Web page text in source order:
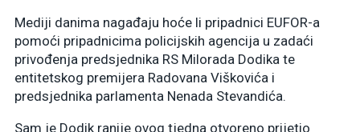
Mediji danima nagađaju hoće li pripadnici EUFOR-a
pomoći pripadnicima policijskih agencija u zadaći
privođenja predsjednika RS Milorada Dodika te
entitetskog premijera Radovana Viškovića i
predsjednika parlamenta Nenada Stevandića.
Sam je Dodik ranije ovog tjedna otvoreno prijetio